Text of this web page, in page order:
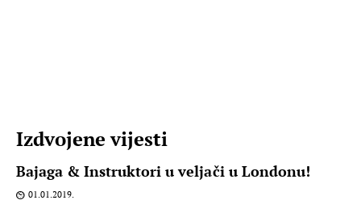
Izdvojene vijesti
Bajaga & Instruktori u veljači u Londonu!
01.01.2019.